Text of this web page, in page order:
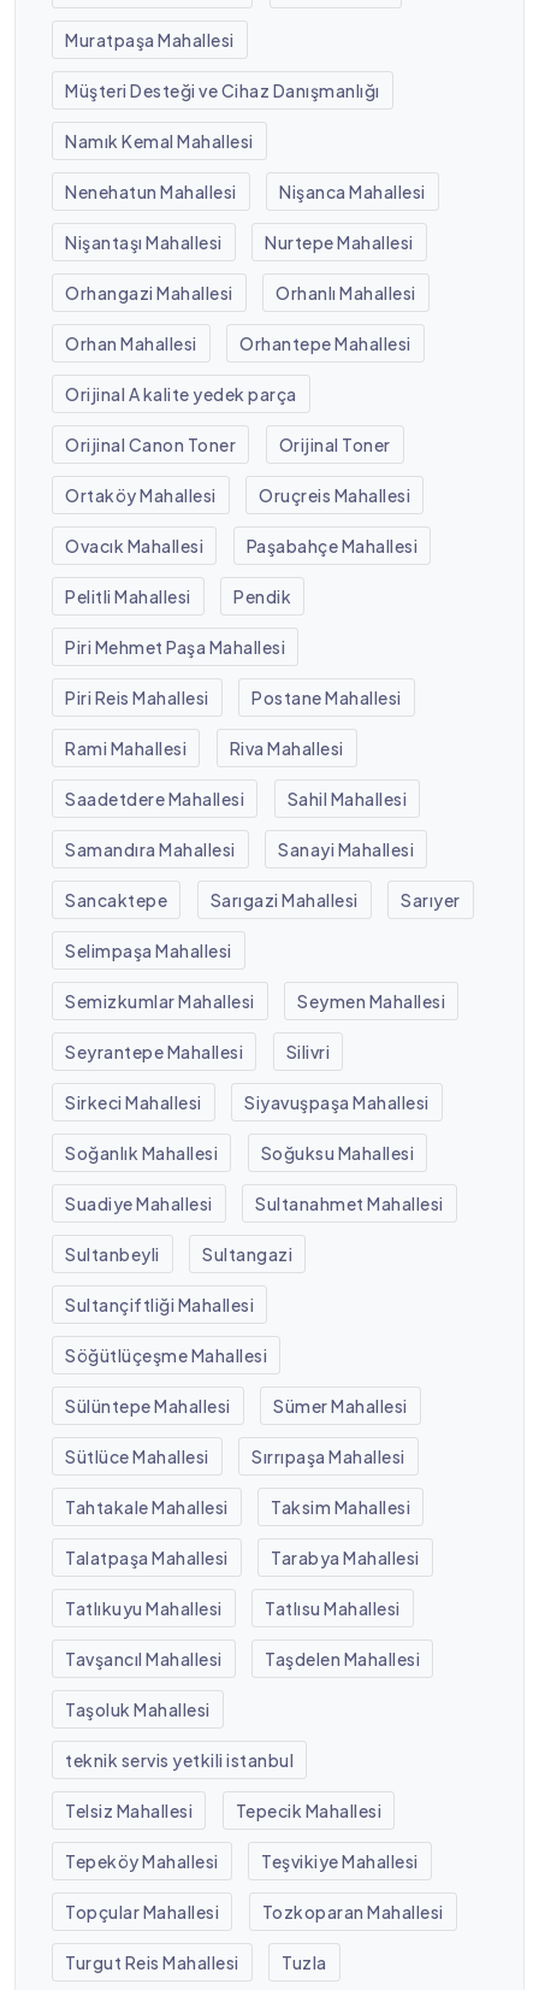
Muratpaşa Mahallesi
Müşteri Desteği ve Cihaz Danışmanlığı
Namık Kemal Mahallesi
Nenehatun Mahallesi Nişanca Mahallesi
Nişantaşı Mahallesi Nurtepe Mahallesi
Orhangazi Mahallesi Orhanlı Mahallesi
Orhan Mahallesi Orhantepe Mahallesi
Orijinal A kalite yedek parça
Orijinal Canon Toner Orijinal Toner
Ortaköy Mahallesi Oruçreis Mahallesi
Ovacık Mahallesi Paşabahçe Mahallesi
Pelitli Mahallesi Pendik
Piri Mehmet Paşa Mahallesi
Piri Reis Mahallesi Postane Mahallesi
Rami Mahallesi Riva Mahallesi
Saadetdere Mahallesi Sahil Mahallesi
Samandıra Mahallesi Sanayi Mahallesi
Sancaktepe Sarıgazi Mahallesi Sarıyer
Selimpaşa Mahallesi
Semizkumlar Mahallesi Seymen Mahallesi
Seyrantepe Mahallesi Silivri
Sirkeci Mahallesi Siyavuşpaşa Mahallesi
Soğanlık Mahallesi Soğuksu Mahallesi
Suadiye Mahallesi Sultanahmet Mahallesi
Sultanbeyli Sultangazi
Sultançiftliği Mahallesi
Söğütlüçeşme Mahallesi
Sülüntepe Mahallesi Sümer Mahallesi
Sütlüce Mahallesi Sırrıpaşa Mahallesi
Tahtakale Mahallesi Taksim Mahallesi
Talatpaşa Mahallesi Tarabya Mahallesi
Tatlıkuyu Mahallesi Tatlısu Mahallesi
Tavşancıl Mahallesi Taşdelen Mahallesi
Taşoluk Mahallesi
teknik servis yetkili istanbul
Telsiz Mahallesi Tepecik Mahallesi
Tepeköy Mahallesi Teşvikiye Mahallesi
Topçular Mahallesi Tozkoparan Mahallesi
Turgut Reis Mahallesi Tuzla